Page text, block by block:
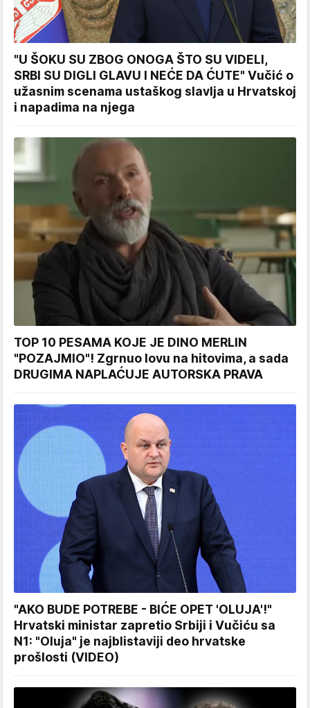
"U ŠOKU SU ZBOG ONOGA ŠTO SU VIDELI,
SRBI SU DIGLI GLAVU I NEĆE DA ĆUTE" Vučić o
užasnim scenama ustaškog slavlja u Hrvatskoj
i napadima na njega
TOP 10 PESAMA KOJE JE DINO MERLIN
"POZAJMIO"! Zgrnuo lovu na hitovima, a sada
DRUGIMA NAPLAĆUJE AUTORSKA PRAVA
"AKO BUDE POTREBE - BIĆE OPET 'OLUJA'!"
Hrvatski ministar zapretio Srbiji i Vučiću sa
N1: "Oluja" je najblistaviji deo hrvatske
prošlosti (VIDEO)